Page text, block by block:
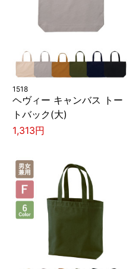
1518
ヘヴィー キャンバス トー
トバック(大)
1,313円